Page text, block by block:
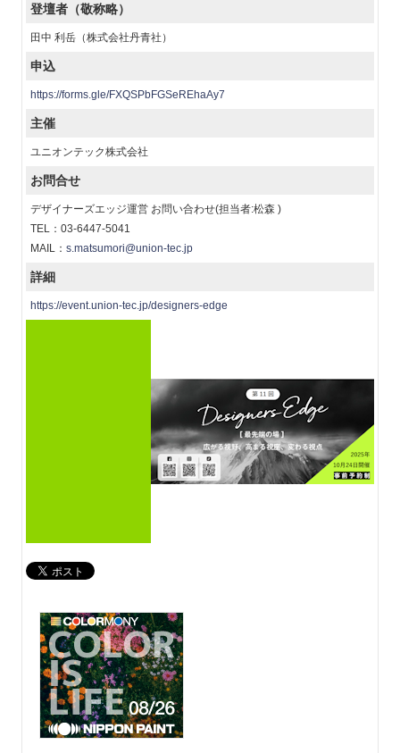
登壇者（敬称略）
田中 利岳（株式会社丹青社）
申込
https://forms.gle/FXQSPbFGSeREhaAy7
主催
ユニオンテック株式会社
お問合せ
デザイナーズエッジ運営 お問い合わせ(担当者:松森 )
TEL：03-6447-5041
MAIL： s.matsumori@union-tec.jp
詳細
https://event.union-tec.jp/designers-edge